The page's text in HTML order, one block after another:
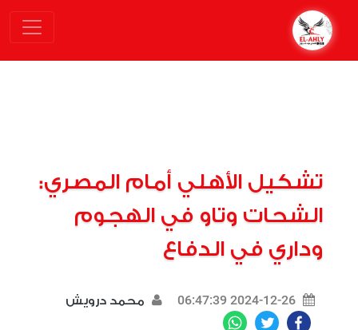
تشكيل الأهلي أمام المصري:
الشحات وتاو في الهجوم
وداري في الدفاع
2024-12-26 06:47:39 محمد درويش
Facebook
Twitter